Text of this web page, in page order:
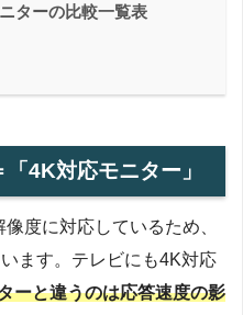
ターの比較一覧表
4K対応モニター」
度に対応しているため、
ます。テレビにも4K対応
ーと違うのは応答速度の影